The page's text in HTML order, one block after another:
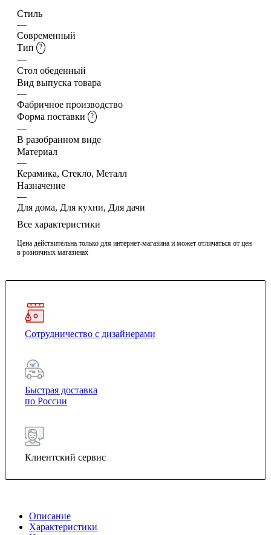
Стиль
—
Современный
Тип
?
—
Стол обеденный
Вид выпуска товара
—
Фабричное производство
Форма поставки
?
—
В разобранном виде
Материал
—
Керамика, Стекло, Металл
Назначение
—
Для дома, Для кухни, Для дачи
Все характеристики
Цена действительна только для интернет-магазина и может отличаться от цен
в розничных магазинах
Сотрудничество с дизайнерами
Быстрая доставка
по России
Клиентский сервис
Описание
Характеристики